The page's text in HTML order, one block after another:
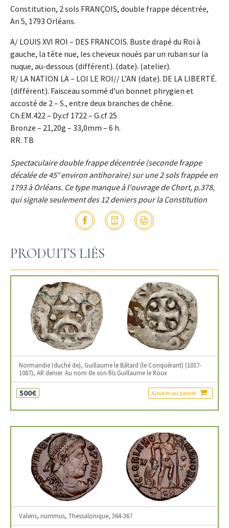
Constitution, 2 sols FRANÇOIS, double frappe décentrée,
An 5, 1793 Orléans.
A/ LOUIS XVI ROI – DES FRANCOIS. Buste drapé du Roi à
gauche, la tête nue, les cheveux noués par un ruban sur la
nuque, au-dessous (différent). (date). (atelier).
R/ LA NATION LA – LOI LE ROI// L’AN (date). DE LA LIBERTÉ.
(différent). Faisceau sommé d’un bonnet phrygien et
accosté de 2 – S., entre deux branches de chêne.
Ch.EM.422 – Dy.cf 1722 – G.cf 25
Bronze – 21,20g – 33,0mm – 6 h.
RR. TB
Spectaculaire double frappe décentrée (seconde frappe
décalée de 45° environ antihoraire) sur une 2 sols frappée en
1793 à Orléans. Ce type manque à l'ouvrage de Chort, p.378,
qui signale seulement des 12 deniers pour la Constitution
PRODUITS LIÉS
Normandie (duché de), Guillaume le Bâtard (le Conquérant) (1037-
1087), AR denier. Au nom de son fils Guillaume le Roux
500€ Ajouter au panier
Valens, nummus, Thessalonique, 364-367